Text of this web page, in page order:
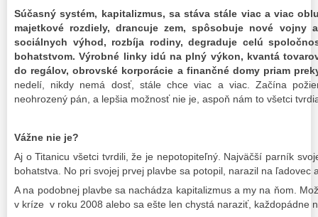
Súčasný systém, kapitalizmus, sa stáva stále viac a viac
majetkové rozdiely, drancuje zem, spôsobuje nové vojny
sociálnych výhod, rozbíja rodiny, degraduje celú
bohatstvom. Výrobné linky idú na plný výkon, kvantá
do regálov, obrovské korporácie a finančné domy priam
nedelí, nikdy nemá dosť, stále chce viac a viac. Začína
neohrozený pán, a lepšia možnosť nie je, aspoň nám to všetci
Vážne nie je?
Aj o Titanicu všetci tvrdili, že je nepotopiteľný. Najväčší parník
bohatstva. No pri svojej prvej plavbe sa potopil, narazil na ľadovec
A na podobnej plavbe sa nachádza kapitalizmus a my na ňom.
v kríze v roku 2008 alebo sa ešte len chystá naraziť, každopádne